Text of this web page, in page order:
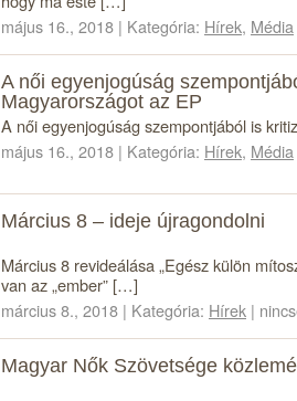
május 16., 2018 | Kategória: Hírek, Média
A női egyenjogúság
Magyarországot az EP
A női egyenjogúság szempontjából is
május 16., 2018 | Kategória: Hírek, Média
Március 8 – ideje újragondolni
Március 8 revideálása „Egész külön
van az „ember” […]
március 8., 2018 | Kategória: Hírek |
Magyar Nők Szövetsége